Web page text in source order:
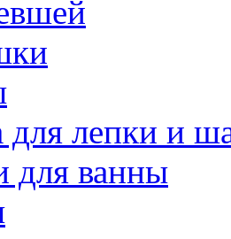
для лепки и
для ванны